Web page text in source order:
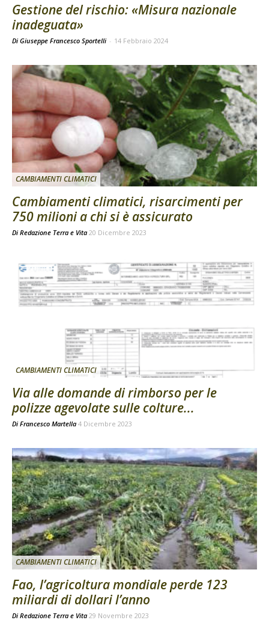
Gestione del rischio: «Misura nazionale
inadeguata»
Di Giuseppe Francesco Sportelli - 14 Febbraio 2024
CAMBIAMENTI CLIMATICI
Cambiamenti climatici, risarcimenti per
750 milioni a chi si è assicurato
Di Redazione Terra e Vita 20 Dicembre 2023
CAMBIAMENTI CLIMATICI
Via alle domande di rimborso per le
polizze agevolate sulle colture...
Di Francesco Martella 4 Dicembre 2023
CAMBIAMENTI CLIMATICI
Fao, l’agricoltura mondiale perde 123
miliardi di dollari l’anno
Di Redazione Terra e Vita 29 Novembre 2023